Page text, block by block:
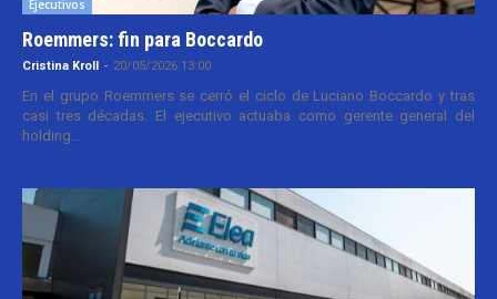
Ejecutivos
Roemmers: fin para Boccardo
Cristina Kroll - 20/05/2026 13:00
En el grupo Roemmers se cerró el ciclo de Luciano Boccardo y tras
casi tres décadas. El ejecutivo actuaba como gerente general del
holding...